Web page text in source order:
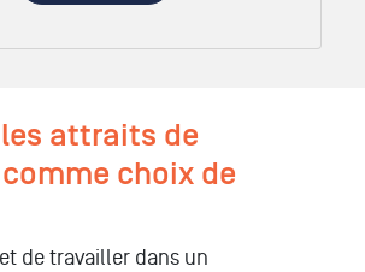
attraits de
choix de
de travailler dans un